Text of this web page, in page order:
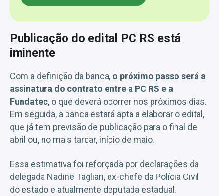
Publicação do edital PC RS está
iminente
Com a definição da banca, o próximo passo será a
assinatura do contrato entre a PC RS e a
Fundatec, o que deverá ocorrer nos próximos dias.
Em seguida, a banca estará apta a elaborar o edital,
que já tem previsão de publicação para o final de
abril ou, no mais tardar, início de maio.
Essa estimativa foi reforçada por declarações da
delegada Nadine Tagliari, ex-chefe da Polícia Civil
do estado e atualmente deputada estadual.